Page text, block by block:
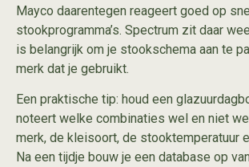
Mayco daarentegen reageert goed op
stookprogramma’s. Spectrum zit daar
is belangrijk om je stookschema aan te
merk dat je gebruikt.
Een praktische tip: houd een
noteert welke combinaties wel en niet
merk, de kleisoort, de stooktemperatuur
Na een tijdje bouw je een database op